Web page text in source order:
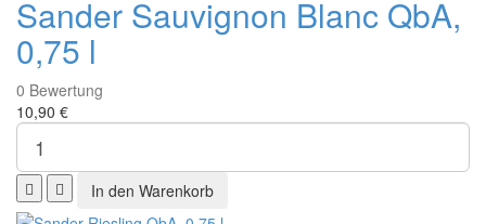
Sander Sauvignon Blanc QbA,
0,75 l
0 Bewertung
10,90 €